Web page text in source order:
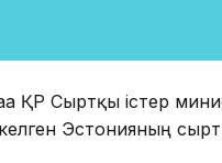
ҚР Сыртқы істер
Эстонияның